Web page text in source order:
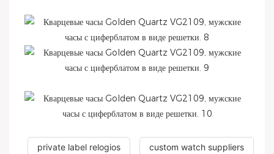
private label relogios custom watch suppliers